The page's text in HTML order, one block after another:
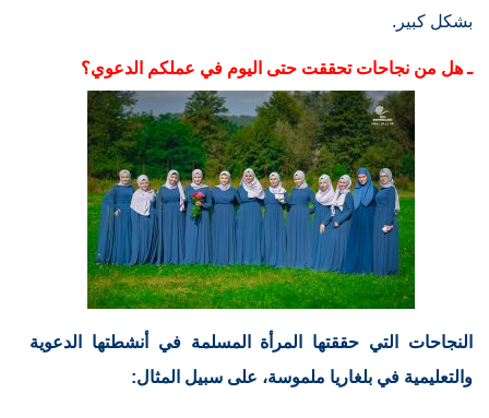
بشكل كبير.
ـ هل من نجاحات تحققت حتى اليوم في عملكم الدعوي؟
النجاحات التي حققتها المرأة المسلمة في أنشطتها الدعوية
والتعليمية في بلغاريا ملموسة، على سبيل المثال: